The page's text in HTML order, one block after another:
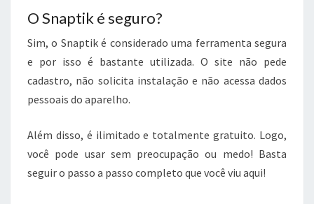
O Snaptik é seguro?
Sim, o Snaptik é considerado uma ferramenta segura
e por isso é bastante utilizada. O site não pede
cadastro, não solicita instalação e não acessa dados
pessoais do aparelho.
Além disso, é ilimitado e totalmente gratuito. Logo,
você pode usar sem preocupação ou medo! Basta
seguir o passo a passo completo que você viu aqui!